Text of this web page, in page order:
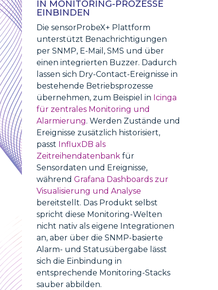
IN MONITORING-PROZESSE
EINBINDEN
Die sensorProbeX+ Plattform
unterstützt Benachrichtigungen
per SNMP, E-Mail, SMS und über
einen integrierten Buzzer. Dadurch
lassen sich Dry-Contact-Ereignisse in
bestehende Betriebsprozesse
übernehmen, zum Beispiel in Icinga
für zentrales Monitoring und
Alarmierung. Werden Zustände und
Ereignisse zusätzlich historisiert,
passt InfluxDB als
Zeitreihendatenbankfür
Sensordaten und Ereignisse,
während Grafana Dashboards zur
Visualisierung und Analyse
bereitstellt. Das Produkt selbst
spricht diese Monitoring-Welten
nicht nativ als eigene Integrationen
an, aber über die SNMP-basierte
Alarm- und Statusübergabe lässt
sich die Einbindung in
entsprechende Monitoring-Stacks
sauber abbilden.